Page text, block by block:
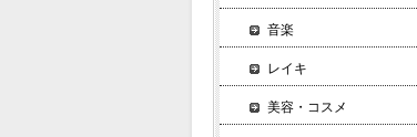
音楽
レイキ
美容・コスメ